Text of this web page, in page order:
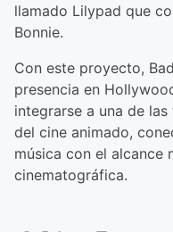
llamado Lilypad que
Bonnie.
Con este proyecto,
presencia en
integrarse a una de
del cine animado,
música con el alcance
cinematográfica.